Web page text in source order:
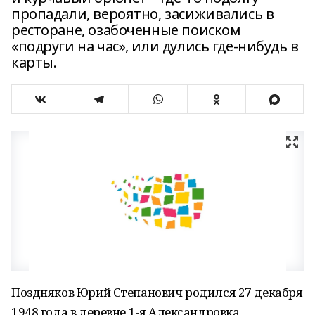
пропадали, вероятно, засиживались в
ресторане, озабоченные поиском
«подруги на час», или дулись где-нибудь в
карты.
Поздняков Юрий Степанович родился 27 декабря